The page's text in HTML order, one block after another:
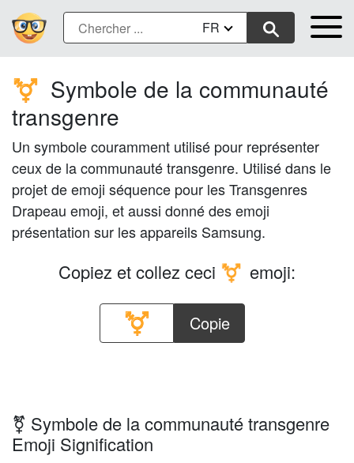
FR
⚧️ Symbole de la communauté
transgenre
Un symbole couramment utilisé pour représenter
ceux de la communauté transgenre. Utilisé dans le
projet de emoji séquence pour les Transgenres
Drapeau emoji, et aussi donné des emoji
présentation sur les appareils Samsung.
Copiez et collez ceci ⚧️ emoji:
Copie
⚧️ Symbole de la communauté transgenre
Emoji Signification